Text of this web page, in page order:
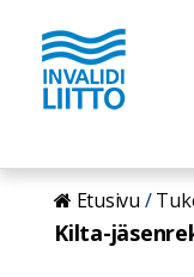
Hyppää
pääsisältöön
Etusivu
Kilta-